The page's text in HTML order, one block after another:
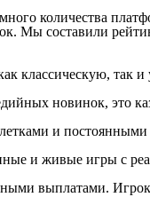
количества
Мы составили
классическую,
новинок, это
и
и живые игры с
выплатами.